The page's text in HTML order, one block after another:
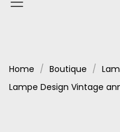
Home Boutique
Lampe Design Vintage